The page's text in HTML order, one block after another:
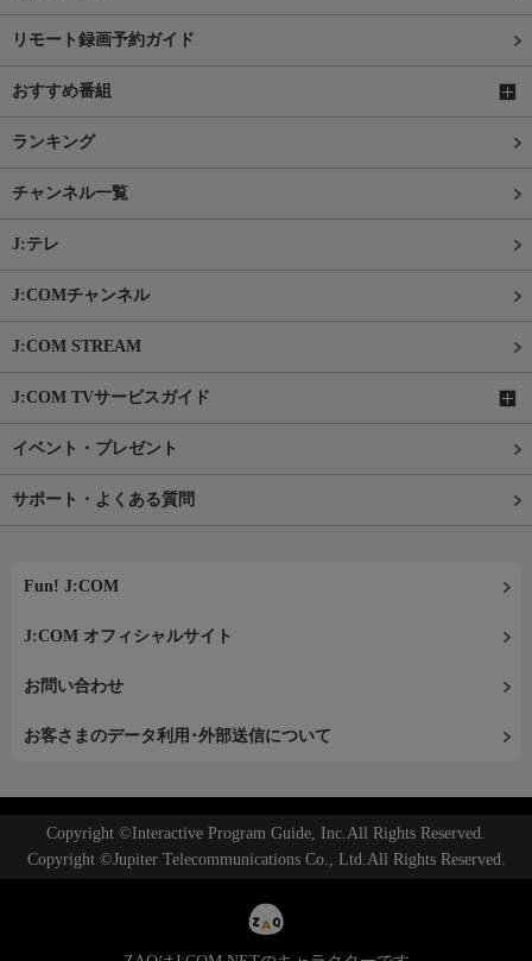
リモート録画予約ガイド
おすすめ番組
ランキング
チャンネル一覧
J:テレ
J:COMチャンネル
J:COM STREAM
J:COM TVサービスガイド
イベント・プレゼント
サポート・よくある質問
Fun! J:COM
J:COM オフィシャルサイト
お問い合わせ
お客さまのデータ利用･外部送信について
Copyright ©Interactive Program Guide, Inc.All Rights Reserved.
Copyright ©Jupiter Telecommunications Co., Ltd.All Rights Reserved.